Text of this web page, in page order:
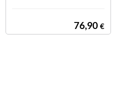
76,90 €